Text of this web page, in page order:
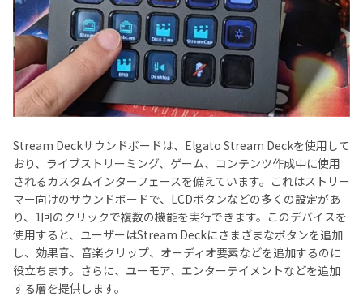
Stream Deckサウンドボードは、Elgato Stream Deckを使用して
おり、ライブストリーミング、ゲーム、コンテンツ作成中に使用
されるカスタムインターフェースを備えています。これはストリー
マー向けのサウンドボードで、LCDボタンなどの多くの設定があ
り、1回のクリックで複数の機能を実行できます。このデバイスを
使用すると、ユーザーはStream Deckにさまざまなボタンを追加
し、効果音、音楽クリップ、オーディオ要素などを追加するのに
役立ちます。さらに、ユーモア、エンターテイメントなどを追加
する層を提供します。